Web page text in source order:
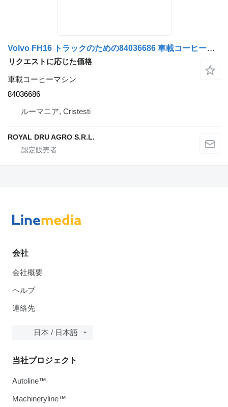
Volvo FH16 トラックのための84036686 車載コーヒーマシン
リクエストに応じた価格
車載コーヒーマシン
84036686
ルーマニア, Cristesti
ROYAL DRU AGRO S.R.L.
会社
会社概要
ヘルプ
連絡先
日本 / 日本語
当社プロジェクト
Autoline™
Machineryline™